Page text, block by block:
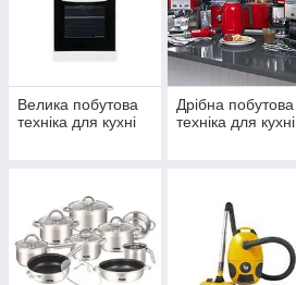
Велика побутова
техніка для кухні
Дрібна побутова
техніка для кухні